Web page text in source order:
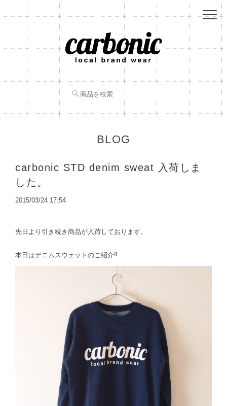
BLOG
carbonic STD denim sweat 入荷しま
した。
2015/03/24 17:54
先日より引き続き商品が入荷しております。
本日はデニムスウェットのご紹介‼︎